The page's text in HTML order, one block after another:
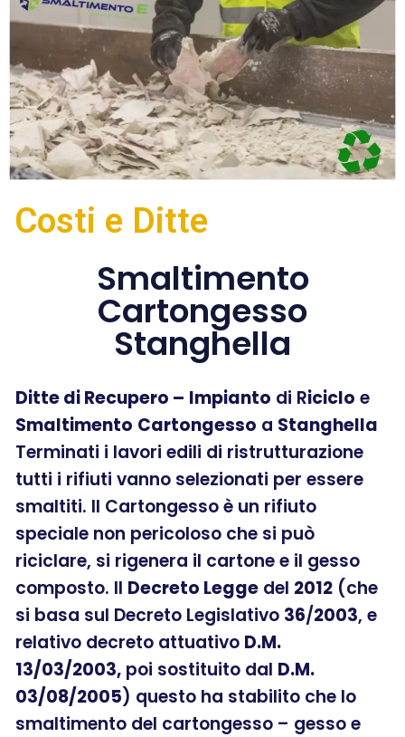
Costi e Ditte
Smaltimento
Cartongesso
Stanghella
Ditte di Recupero – Impianto di Riciclo e
Smaltimento Cartongesso a Stanghella
Terminati i lavori edili di ristrutturazione
tutti i rifiuti vanno selezionati per essere
smaltiti. Il Cartongesso è un rifiuto
speciale non pericoloso che si può
riciclare, si rigenera il cartone e il gesso
composto. Il Decreto Legge del 2012 (che
si basa sul Decreto Legislativo 36/2003, e
relativo decreto attuativo D.M.
13/03/2003, poi sostituito dal D.M.
03/08/2005) questo ha stabilito che lo
smaltimento del cartongesso – gesso e